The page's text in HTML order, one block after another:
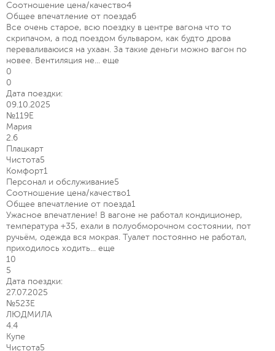
Соотношение цена/качество4
Общее впечатление от поезда6
Все очень старое, всю поездку в центре вагона что то
скрипачом, а под поездом бульваром, как будто дрова
переваливаюися на ухаан. За такие деньги можно вагон по
новее. Вентиляция не... еще
0
0
Дата поездки:
09.10.2025
№119Е
Мария
2.6
Плацкарт
Чистота5
Комфорт1
Персонал и обслуживание5
Соотношение цена/качество1
Общее впечатление от поезда1
Ужасное впечатление! В вагоне не работал кондиционер,
температура +35, ехали в полуобморочном состоянии, пот
ручьём, одежда вся мокрая. Туалет постоянно не работал,
приходилось ходить... еще
10
5
Дата поездки:
27.07.2025
№523Е
ЛЮДМИЛА
4.4
Купе
Чистота5